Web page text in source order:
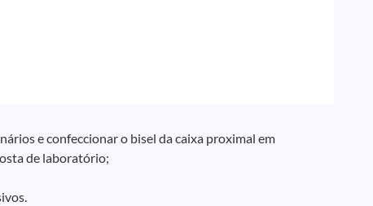
e confeccionar o bisel da caixa proximal em
de laboratório;